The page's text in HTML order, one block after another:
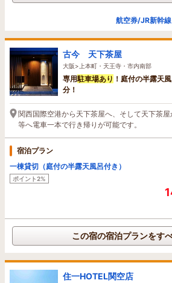
航空券/JR新幹
古今 天下茶屋
大阪>上本町・天王寺・市内南部
専用駐車場あり ！庭付の半露天
分！
関西国際空港から天下茶屋へ、そして天下茶
等へ電車一本で行き帰りが可能です。
宿泊プラン
一棟貸切（庭付の半露天風呂付き）
ポイント2%
この宿の宿泊プランをす
住一HOTEL関空店